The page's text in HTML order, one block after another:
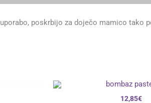
poskrbijo za doječo mamico tako
12,85€